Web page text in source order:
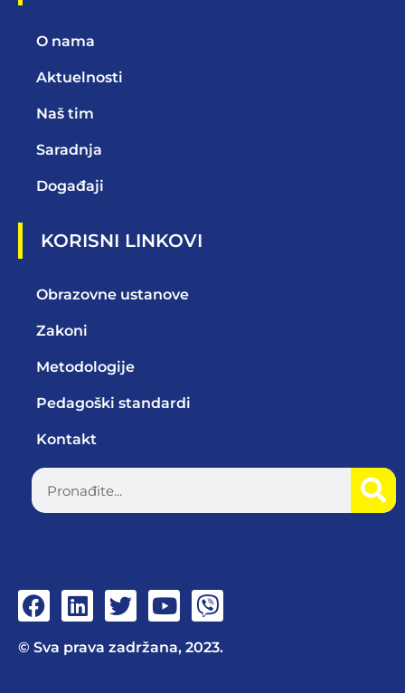
O nama
Aktuelnosti
Naš tim
Saradnja
Događaji
KORISNI LINKOVI
Obrazovne ustanove
Zakoni
Metodologije
Pedagoški standardi
Kontakt
© Sva prava zadržana, 2023.